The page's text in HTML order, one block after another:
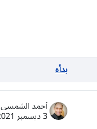
بدأه
أحمد الشمسي
3 ديسمبر 2021